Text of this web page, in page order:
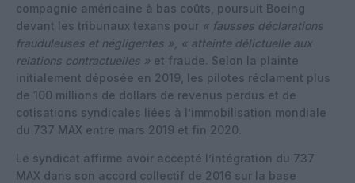
compagnie américaine à bas coûts, poursuit Boeing
devant les tribunaux texans pour « fausses déclarations
frauduleuses et négligentes »,
« atteinte délictuelle aux
relations contractuelles » et fraude. Selon la plainte
initialement déposée en 2019, les pilotes réclament plus
de 100 millions de dollars de revenus perdus et de
cotisations syndicales liées à l’immobilisation mondiale
du 737 MAX entre mars 2019 et fin 2020.
Le syndicat affirme avoir accepté l’intégration du 737
MAX dans son accord collectif de 2016 sur la base